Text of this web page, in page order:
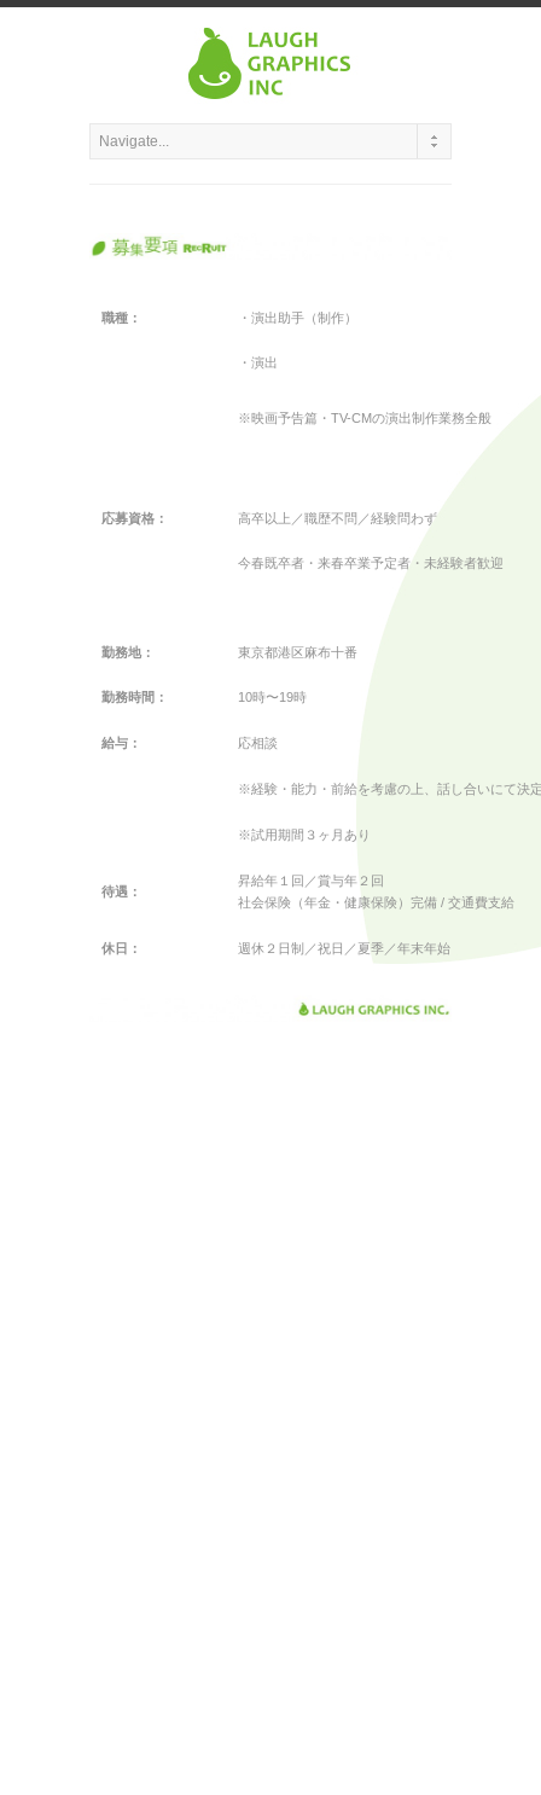
職種： ・演出助手（制作）
・演出
※映画予告篇・TV-CMの演出制作業務全般
応募資格： 高卒以上／職歴不問／経験問わず
今春既卒者・来春卒業予定者・未経験者歓迎
勤務地： 東京都港区麻布十番
勤務時間： 10時〜19時
給与： 応相談
※経験・能力・前給を考慮の上、話し合いにて決
※試用期間３ヶ月あり
待遇：
昇給年１回／賞与年２回
社会保険（年金・健康保険）完備 / 交通費支給
休日： 週休２日制／祝日／夏季／年末年始